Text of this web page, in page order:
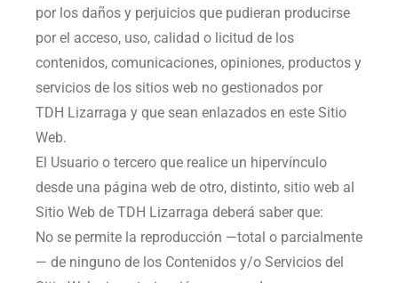
por los daños y perjuicios que pudieran producirse
por el acceso, uso, calidad o licitud de los
contenidos, comunicaciones, opiniones, productos y
servicios de los sitios web no gestionados por
TDH Lizarraga y que sean enlazados en este Sitio
Web.
El Usuario o tercero que realice un hipervínculo
desde una página web de otro, distinto, sitio web al
Sitio Web de TDH Lizarraga deberá saber que:
No se permite la reproducción —total o parcialmente
— de ninguno de los Contenidos y/o Servicios del